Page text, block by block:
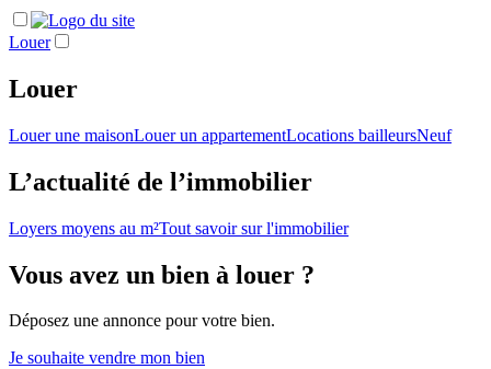
Louer
Louer
Louer une maisonLouer un appartementLocations bailleursNeuf
L’actualité de l’immobilier
Loyers moyens au m²Tout savoir sur l'immobilier
Vous avez un bien à louer ?
Déposez une annonce pour votre bien.
Je souhaite vendre mon bien